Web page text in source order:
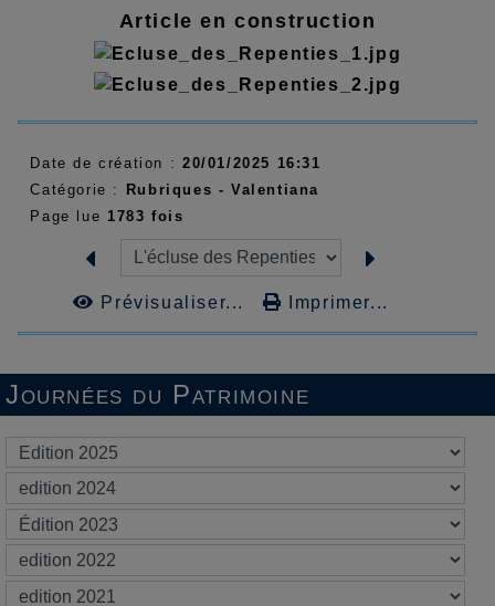
Journées du Patrimoine
Article en construction
Date de création : 20/01/2025 16:31
Catégorie :
Rubriques - Valentiana
Page lue 1783 fois
Prévisualiser... Imprimer...